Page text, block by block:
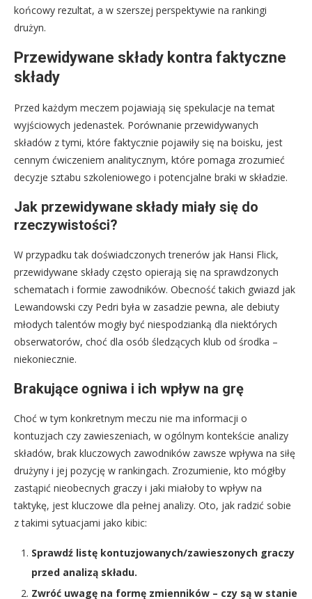
końcowy rezultat, a w szerszej perspektywie na rankingi
drużyn.
Przewidywane składy kontra faktyczne
składy
Przed każdym meczem pojawiają się spekulacje na temat
wyjściowych jedenastek. Porównanie przewidywanych
składów z tymi, które faktycznie pojawiły się na boisku, jest
cennym ćwiczeniem analitycznym, które pomaga zrozumieć
decyzje sztabu szkoleniowego i potencjalne braki w składzie.
Jak przewidywane składy miały się do
rzeczywistości?
W przypadku tak doświadczonych trenerów jak Hansi Flick,
przewidywane składy często opierają się na sprawdzonych
schematach i formie zawodników. Obecność takich gwiazd jak
Lewandowski czy Pedri była w zasadzie pewna, ale debiuty
młodych talentów mogły być niespodzianką dla niektórych
obserwatorów, choć dla osób śledzących klub od środka –
niekoniecznie.
Brakujące ogniwa i ich wpływ na grę
Choć w tym konkretnym meczu nie ma informacji o
kontuzjach czy zawieszeniach, w ogólnym kontekście analizy
składów, brak kluczowych zawodników zawsze wpływa na siłę
drużyny i jej pozycję w rankingach. Zrozumienie, kto mógłby
zastąpić nieobecnych graczy i jaki miałoby to wpływ na
taktykę, jest kluczowe dla pełnej analizy. Oto, jak radzić sobie
z takimi sytuacjami jako kibic:
Sprawdź listę kontuzjowanych/zawieszonych graczy
przed analizą składu.
Zwróć uwagę na formę zmienników – czy są w stanie